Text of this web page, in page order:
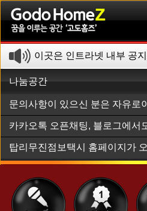
이곳은 인트라넷 내부 공
나눔공간
문의사항이 있으신 분은 자유로
카카오톡 오픈채팅, 블로그에서
탑리무진점보택시 홈페이지가